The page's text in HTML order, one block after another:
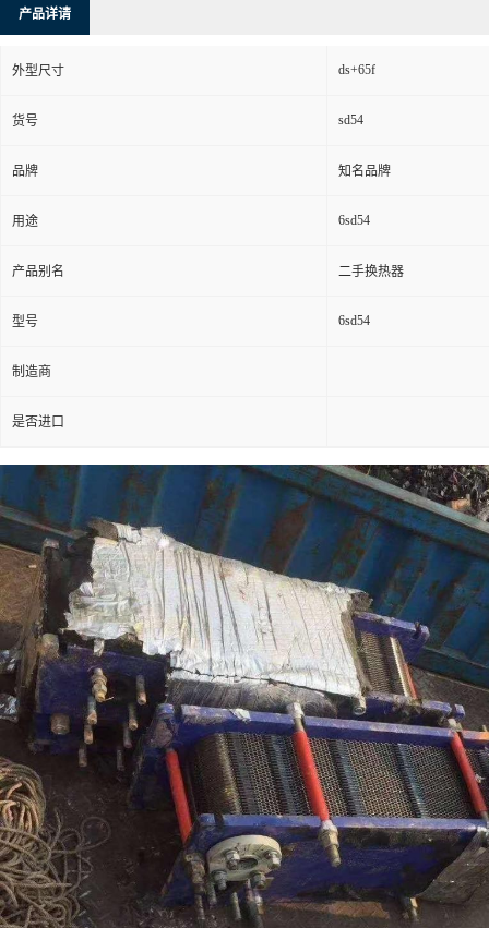
产品详请
外型尺寸 ds+65f
货号 sd54
品牌 知名品牌
用途 6sd54
产品别名 二手换热器
型号 6sd54
制造商
是否进口